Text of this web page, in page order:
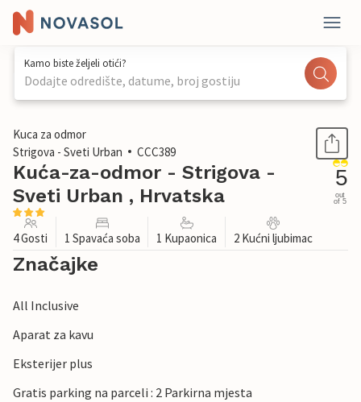
Kamo biste željeli otići?
Dodajte odredište, datume, broj gostiju
1 / 33
Kuca za odmor
Strigova - Sveti Urban
CCC389
Kuća-za-odmor - Strigova -
Sveti Urban , Hrvatska
5
out
of 5
4 Gosti 1 Spavaća soba 1 Kupaonica 2 Kućni ljubimac
Značajke
All Inclusive
Aparat za kavu
Eksterijer plus
Gratis parking na parceli : 2 Parkirna mjesta